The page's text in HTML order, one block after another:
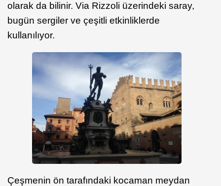
olarak da bilinir. Via Rizzoli üzerindeki saray,
bugün sergiler ve çeşitli etkinliklerde
kullanılıyor.
Çeşmenin ön tarafındaki kocaman meydan